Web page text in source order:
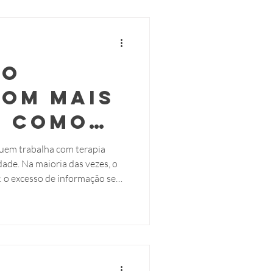
mais
o
trabalha com terapia
o
excesso de informação sem